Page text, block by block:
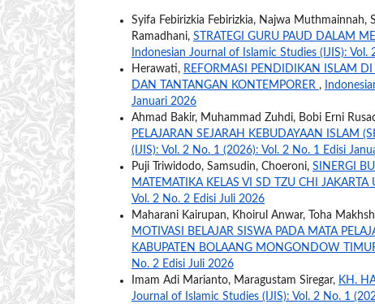
Syifa Febirizkia Febirizkia, Najwa
Ramadhani, STRATEGI GURU PAUD DALAM
Indonesian Journal of Islamic Studies (IJIS):
Herawati, REFORMASI PENDIDIKAN ISLAM
DAN TANTANGAN KONTEMPORER ,
Januari 2026
Ahmad Bakir, Muhammad Zuhdi, Bobi Erni
PELAJARAN SEJARAH KEBUDAYAAN ISLAM
(IJIS): Vol. 2 No. 1 (2026): Vol. 2 No. 1 Edisi
Puji Triwidodo, Samsudin, Choeroni, SINERGI
MATEMATIKA KELAS VI SD TZU CHI JAKARTA
Vol. 2 No. 2 Edisi Juli 2026
Maharani Kairupan, Khoirul Anwar, Toha
MOTIVASI BELAJAR SISWA PADA MATA
KABUPATEN BOLAANG MONGONDOW
No. 2 Edisi Juli 2026
Imam Adi Marianto, Maragustam Siregar, KH.
Journal of Islamic Studies (IJIS): Vol. 2 No. 1